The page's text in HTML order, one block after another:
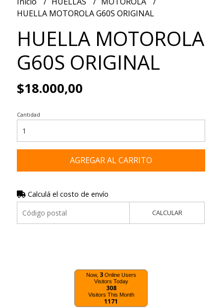
HUELLA MOTOROLA G60S ORIGINAL
HUELLA MOTOROLA
G60S ORIGINAL
$18.000,00
Cantidad
AGREGAR AL CARRITO
Calculá el costo de envío
CALCULAR
Now, 3Online Users
Visitors Today
308
Visitors This Month
1171